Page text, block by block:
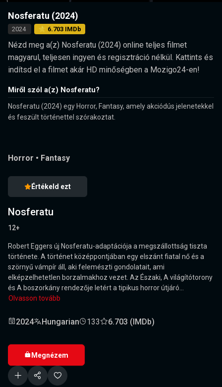
Nosferatu (2024)
2024 ⭐ 6.703 IMDb
Nézd meg a(z) Nosferatu (2024) online teljes filmet
magyarul, teljesen ingyen és regisztráció nélkül. Kattints és
indítsd el a filmet akár HD minőségben a Mozigo24-en!
Miről szól a(z) Nosferatu?
Nosferatu (2024) egy Horror, Fantasy, amely akciódús jelenetekkel
és feszült történettel szórakoztat.
Horror • Fantasy
Értékeld ezt
Nosferatu
12+
Robert Eggers új Nosferatu-adaptációja a megszállottság tiszta
története. A történet középpontjában egy elszánt fiatal nő és a
szörnyű vámpír áll, aki felemészti gondolatait, ami
elképzelhetetlen borzalmakhoz vezet. Az Északi, A világítótorony
és A boszorkány rendezője letért a tipikus horror útjáró...
Olvasson tovább
2024 Hungarian 133 6.703 (IMDb)
Megnézem